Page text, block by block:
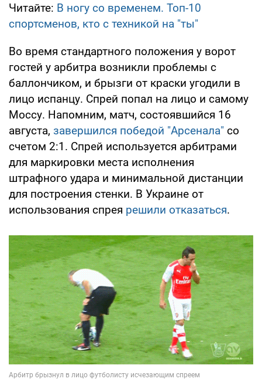
Читайте: В ногу со временем. Топ-10
спортсменов, кто с техникой на "ты"
Во время стандартного положения у ворот
гостей у арбитра возникли проблемы с
баллончиком, и брызги от краски угодили в
лицо испанцу. Спрей попал на лицо и самому
Моссу. Напомним, матч, состоявшийся 16
августа, завершился победой "Арсенала" со
счетом 2:1. Спрей используется арбитрами
для маркировки места исполнения
штрафного удара и минимальной дистанции
для построения стенки. В Украине от
использования спрея решили отказаться.